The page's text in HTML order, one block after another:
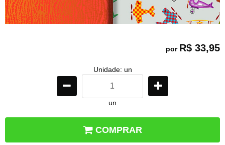
por R$ 33,95
Unidade: un
un
COMPRAR